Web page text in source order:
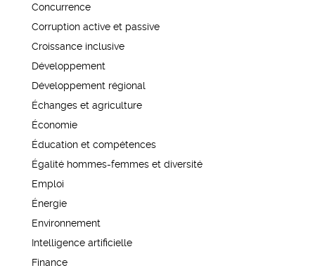
Concurrence
Corruption active et passive
Croissance inclusive
Développement
Développement régional
Échanges et agriculture
Économie
Éducation et compétences
Égalité hommes-femmes et diversité
Emploi
Énergie
Environnement
Intelligence artificielle
Finance